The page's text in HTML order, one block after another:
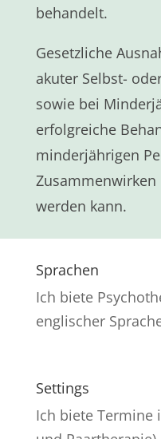
behandelt.
Gesetzliche
akuter Selbst-
sowie bei
erfolgreiche
minderjährigen
werden kann.
Sprachen
Ich biete
englischer
Settings
Ich biete Termine